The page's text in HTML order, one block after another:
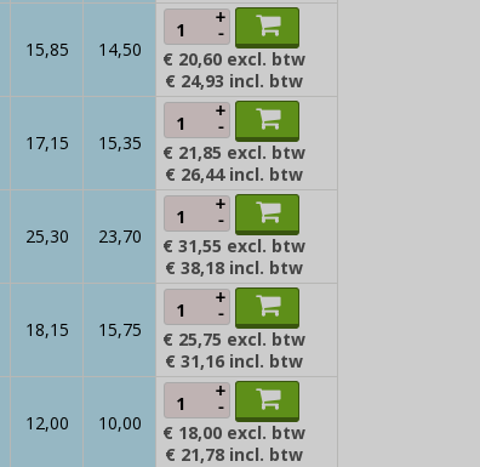
15,85 14,50
+
-
€ 20,60 excl. btw
€ 24,93 incl. btw
17,15 15,35
+
-
€ 21,85 excl. btw
€ 26,44incl. btw
25,30 23,70
+
-
€ 31,55 excl. btw
€ 38,18 incl. btw
18,15 15,75
+
-
€ 25,75 excl. btw
€ 31,16 incl. btw
12,00 10,00
+
-
€ 18,00 excl. btw
€ 21,78 incl. btw